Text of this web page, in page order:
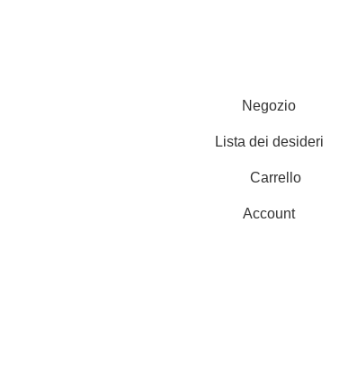
Negozio
Lista dei desideri
Carrello
Account